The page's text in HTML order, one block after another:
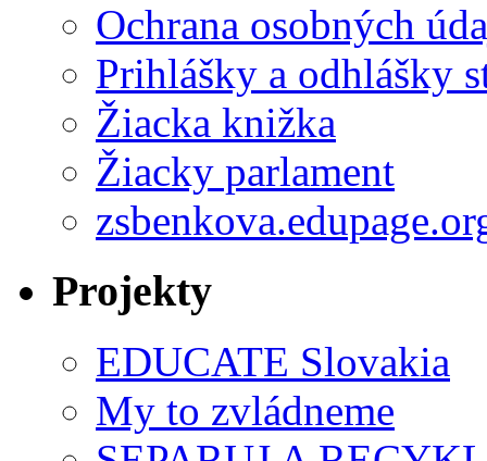
Ochrana osobných
Prihlášky a odhlášky
Žiacka knižka
Žiacky parlament
Projekty
EDUCATE Slovakia
My to zvládneme